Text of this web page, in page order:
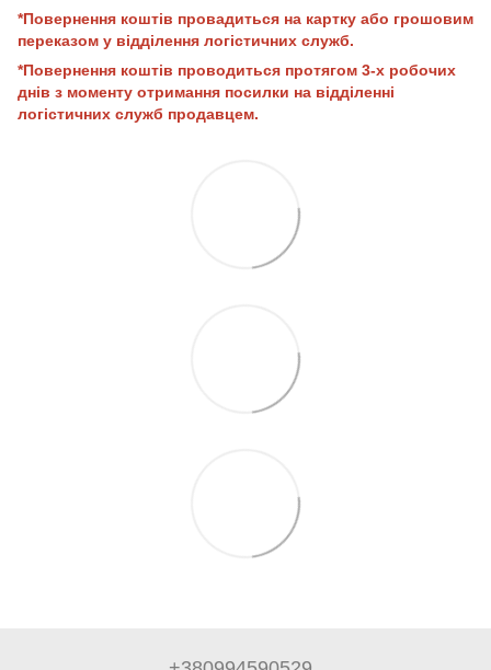
*Повернення коштів провадиться на картку або грошовим
переказом у відділення логістичних служб.
*Повернення коштів проводиться протягом 3-х робочих
днів з моменту отримання посилки на відділенні
логістичних служб продавцем.